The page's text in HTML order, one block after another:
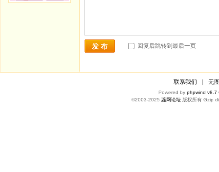
发 布 回复后跳转到最后一页
联系我们 无
Powered by phpwind v8.7
©2003-2025 蕊网论坛 版权所有 Gzip